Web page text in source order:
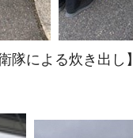
隊による炊き出し】